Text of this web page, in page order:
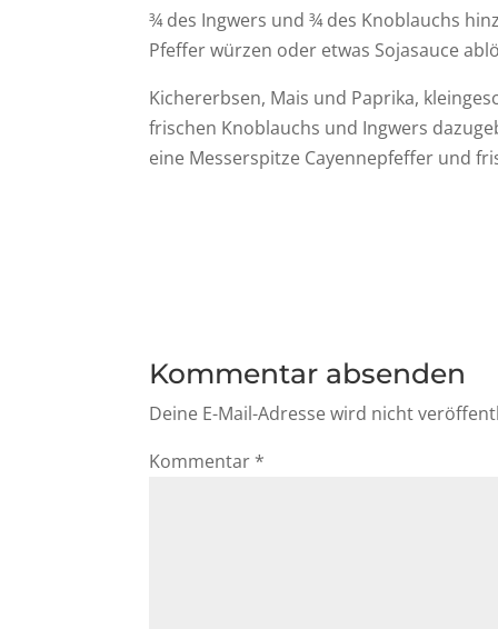
¾ des Ingwers und ¾ des Knoblauchs
Pfeffer würzen oder etwas Sojasauce
Kichererbsen, Mais und Paprika,
frischen Knoblauchs und Ingwers
eine Messerspitze Cayennepfeffer und
Kommentar absenden
Deine E-Mail-Adresse wird nicht
Kommentar *